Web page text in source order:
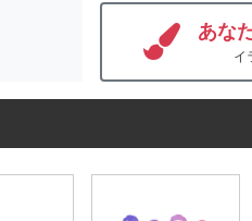
あな
イ